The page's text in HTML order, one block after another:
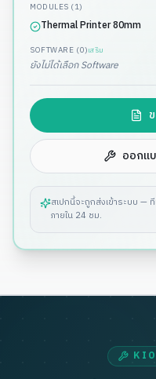
MODULES (1)
Thermal Printer 80mm
SOFTWARE (0)เสริม
ยังไม่ได้เลือก Software
ออกแ
สเปกนี้จะถูกส่งเข้าระบบ —
ภายใน 24 ชม.